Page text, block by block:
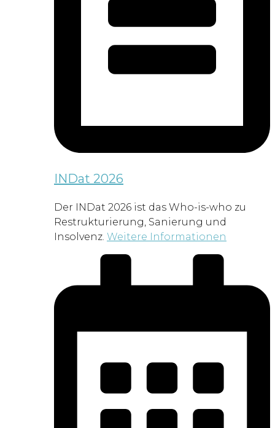
INDat 2026
Der INDat 2026 ist das Who-is-who zu
Restrukturierung, Sanierung und
Insolvenz. Weitere Informationen